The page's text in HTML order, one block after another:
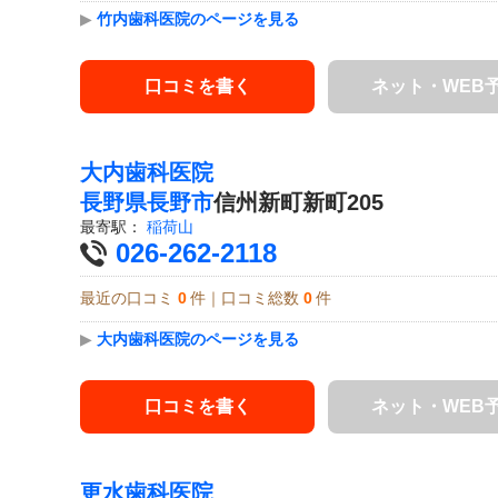
▶ 竹内歯科医院のページを見る
口コミを書く ネット・WEB
大内歯科医院
長野県長野市信州新町新町205
最寄駅： 稲荷山
026-262-2118
最近の口コミ 0 件｜口コミ総数 0 件
▶ 大内歯科医院のページを見る
口コミを書く ネット・WEB
更水歯科医院